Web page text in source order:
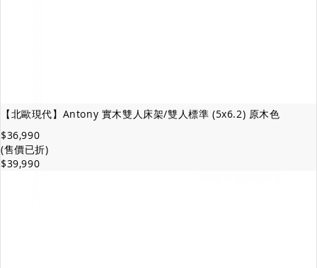
【北歐現代】Antony 實木雙人床架/雙人標準 (5x6.2) 原木色
$36,990
(售價已折)
$39,990